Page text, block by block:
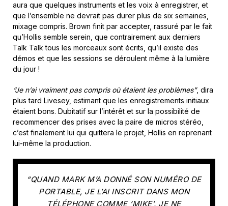
aura que quelques instruments et les voix à enregistrer, et
que l’ensemble ne devrait pas durer plus de six semaines,
mixage compris. Brown finit par accepter, rassuré par le fait
qu’Hollis semble serein, que contrairement aux derniers
Talk Talk tous les morceaux sont écrits, qu’il existe des
démos et que les sessions se déroulent même à la lumière
du jour !
“Je n’ai vraiment pas compris où étaient les problèmes”, dira
plus tard Livesey, estimant que les enregistrements initiaux
étaient bons. Dubitatif sur l’intérêt et sur la possibilité de
recommencer des prises avec la paire de micros stéréo,
c’est finalement lui qui quittera le projet, Hollis en reprenant
lui-même la production.
“QUAND MARK M’A DONNÉ SON NUMÉRO DE
PORTABLE, JE L’AI INSCRIT DANS MON
TÉLÉPHONE COMME ‘MIKE’. JE NE